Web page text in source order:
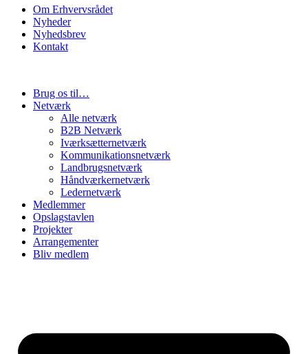
Om Erhvervsrådet
Nyheder
Nyhedsbrev
Kontakt
Brug os til…
Netværk
Alle netværk
B2B Netværk
Iværksætternetværk
Kommunikationsnetværk
Landbrugsnetværk
Håndværkernetværk
Ledernetværk
Medlemmer
Opslagstavlen
Projekter
Arrangementer
Bliv medlem